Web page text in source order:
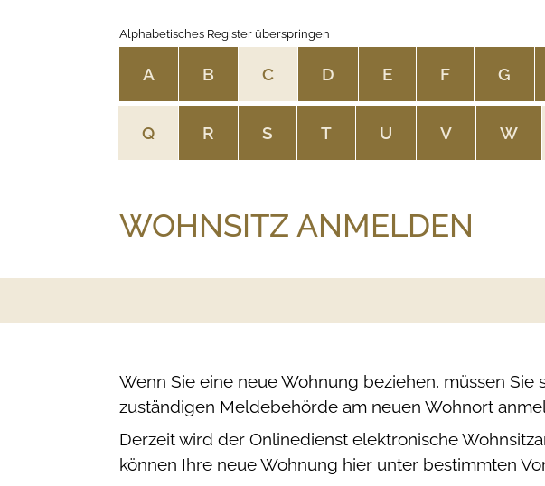
Alphabetisches Register überspringen
A B C D E F G
Q R S T U V W
WOHNSITZ ANMELDEN
Wenn Sie eine neue Wohnung beziehen, müssen
zuständigen Meldebehörde am neuen Wohnort
Derzeit wird der Onlinedienst elektronische
können Ihre neue Wohnung hier unter bestimmten